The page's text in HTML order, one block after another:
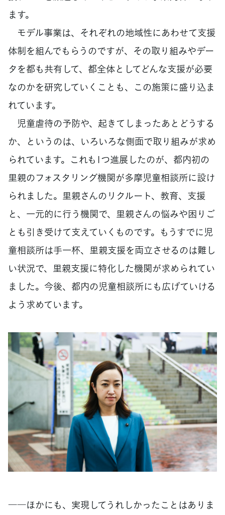
ます。
モデル事業は、それぞれの地域性にあわせて支援
体制を組んでもらうのですが、その取り組みやデー
タを都も共有して、都全体としてどんな支援が必要
なのかを研究していくことも、この施策に盛り込ま
れています。
児童虐待の予防や、起きてしまったあとどうする
か、というのは、いろいろな側面で取り組みが求め
られています。これも1つ進展したのが、都内初の
里親のフォスタリング機関が多摩児童相談所に設け
られました。里親さんのリクルート、教育、支援
と、一元的に行う機関で、里親さんの悩みや困りご
とも引き受けて支えていくものです。もうすでに児
童相談所は手一杯、里親支援を両立させるのは難し
い状況で、里親支援に特化した機関が求められてい
ました。今後、都内の児童相談所にも広げていける
よう求めています。
――ほかにも、実現してうれしかったことはありま